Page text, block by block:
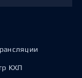
КХЛ